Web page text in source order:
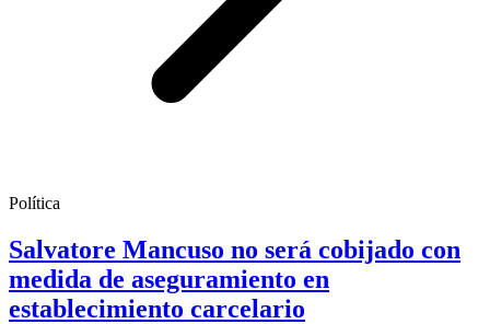
Política
Salvatore Mancuso no será cobijado con
medida de aseguramiento en
establecimiento carcelario